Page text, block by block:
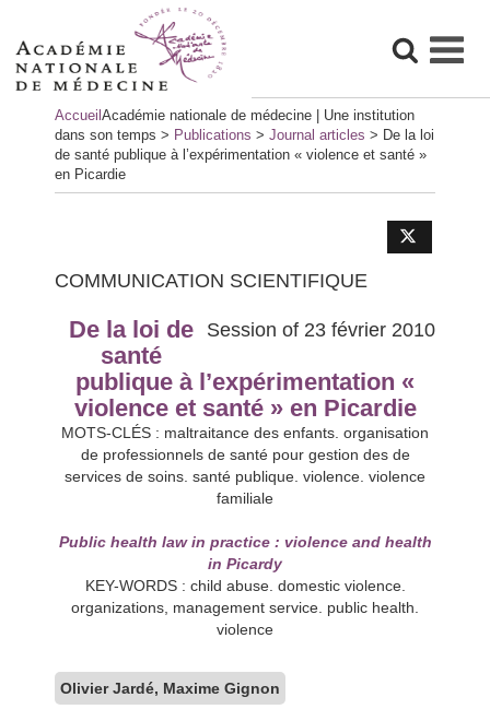
Accueil Académie nationale de médecine | Une institution
dans son temps > Publications > Journal articles > De la loi
de santé publique à l’expérimentation « violence et santé »
en Picardie
COMMUNICATION SCIENTIFIQUE
Session of 23 février 2010
De la loi de
santé
publique à l’expérimentation «
violence et santé » en Picardie
MOTS-CLÉS : maltraitance des enfants. organisation
de professionnels de santé pour gestion des de
services de soins. santé publique. violence. violence
familiale
Public health law in practice : violence and health
in Picardy
KEY-WORDS : child abuse. domestic violence.
organizations, management service. public health.
violence
Olivier Jardé, Maxime Gignon